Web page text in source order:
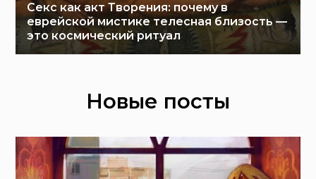
Секс как акт Творения: почему в
еврейской мистике телесная близость —
это космический ритуал
Новые посты